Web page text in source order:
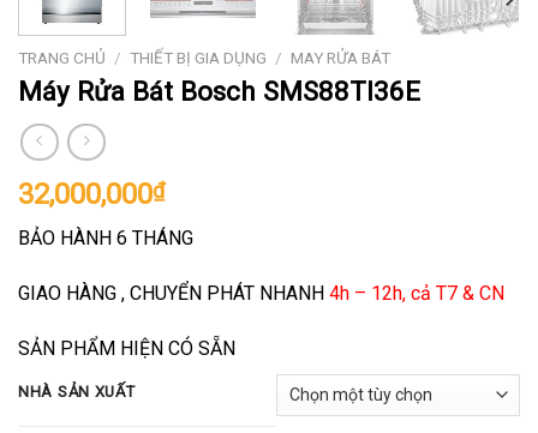
TRANG CHỦ / THIẾT BỊ GIA DỤNG / MAY RỬA BÁT
Máy Rửa Bát Bosch SMS88TI36E
32,000,000₫
BẢO HÀNH 6 THÁNG
GIAO HÀNG , CHUYỂN PHÁT NHANH 4h – 12h, cả T7 & CN
SẢN PHẨM HIỆN CÓ SẴN
NHÀ SẢN XUẤT